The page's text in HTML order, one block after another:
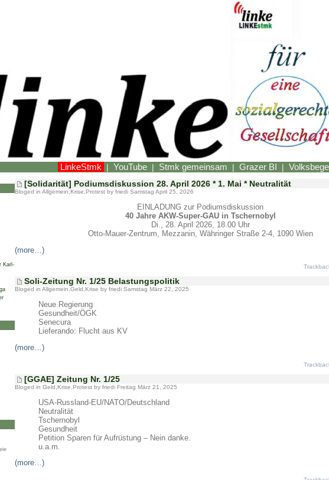
LinkeStmk | YouTube | Stmk gemeinsam | Grazer BI |
Karl-
[Solidarität] Podiumsdiskussion 28. April 2026 * 1. Mai * Neutralität
Bloged in Allgemein Krise Protest by friedi Samstag April 25, 2026
EINLADUNG zur Podiumsdiskussion
40 Jahre AKW-Super-GAU in Tschernobyl
Di., 28. April 2026, 18.00 Uhr
Otto-Mauer-Zentrum, Mezzanin, Währinger Straße 2-4, 1090 Wien
(more…)
Soli-Zeitung Nr. 1/25 Belastungspolitik
Bloged in Allgemein,Geld , Krise by friedi Samstag März 22, 2025
Neue Regierung
Gesundheit/ÖGK
Senecura
Lieferando: Flucht aus KV
(more…)
[GGAE] Zeitung Nr. 1/25
Bloged in Geld Krise Protest by friedi Freitag März 21, 2025
USA-Russland-EU/NATO/Deutschland
Neutralität
Tschernobyl
Gesundheit
Petition Sparen für Aufrüstung – Nein danke.
u.a.m.
(more…)